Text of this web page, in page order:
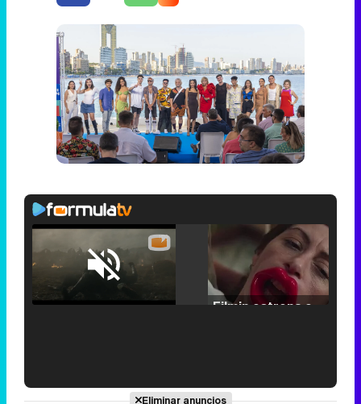
/
29.30%
'120 Minutos' celebra sus 2.000 programas en Telemadrid con un vídeo del día a día en la redacción
Eliminar anuncios